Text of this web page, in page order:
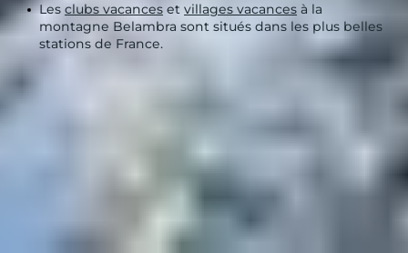
Les clubs vacances et villages vacances à la
montagne Belambra sont situés dans les plus belles
stations de France.
Réservez vos vacances dans un club de vacances à la